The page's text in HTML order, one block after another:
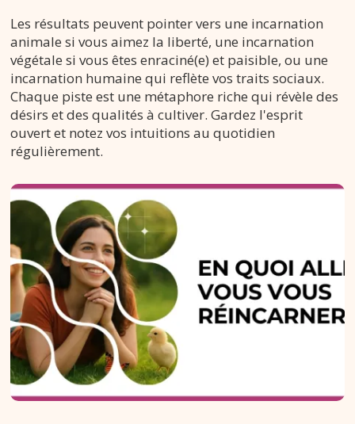
Les résultats peuvent pointer vers une incarnation
animale si vous aimez la liberté, une incarnation
végétale si vous êtes enraciné(e) et paisible, ou une
incarnation humaine qui reflète vos traits sociaux.
Chaque piste est une métaphore riche qui révèle des
désirs et des qualités à cultiver. Gardez l'esprit
ouvert et notez vos intuitions au quotidien
régulièrement.